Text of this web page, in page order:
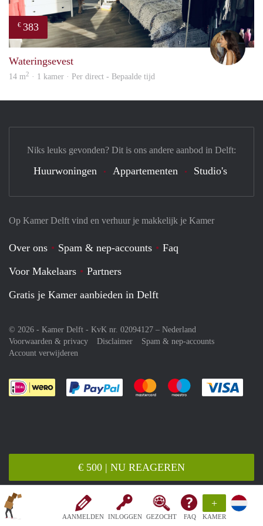
AANMELDEN INLOGGEN GEZOCHT FAQ
+
KAMER
€ 500 | NU REAGEREN
€ 383
Wateringsevest
14 m2 · 1 kamer · Per direct - Bepaalde tijd
Op Kamer Delft vind en verhuur je makkelijk je Kamer
Over ons Spam & nep-accounts
Faq
Voor Makelaars
Partners
Gratis je Kamer aanbieden in Delft
© 2026 - Kamer Delft - KvK nr. 02094127 – Nederland
Voorwaarden & privacy
Disclaimer
Spam & nep-accounts
Account verwijderen
Je rekent gemakkelijk af met Paypal
Je rekent gemakkelijk af met
Je rekent
Niks leuks gevonden? Dit is ons andere aanbod in Delft:
Huurwoningen Appartementen Studio's